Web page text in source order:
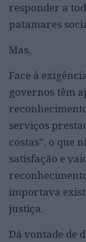
responder a
patamares
Mas,
Face à
governos têm
serviços
costas”, o que
satisfação e
importava
justiça.
Dá vontade de